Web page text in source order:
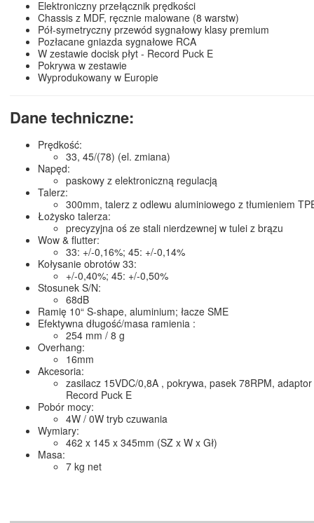
Elektroniczny przełącznik prędkości
Chassis z MDF, ręcznie malowane (8 warstw)
Pół-symetryczny przewód sygnałowy klasy premium
Pozłacane gniazda sygnałowe RCA
W zestawie docisk płyt - Record Puck E
Pokrywa w zestawie
Wyprodukowany w Europie
Dane techniczne:
Prędkość:
33, 45/(78) (el. zmiana)
Napęd:
paskowy z elektroniczną regulacją
Talerz:
300mm, talerz z odlewu aluminiowego z tłumieniem
Łożysko talerza:
precyzyjna oś ze stali nierdzewnej w tulei z brązu
Wow & flutter:
33: +/-0,16%; 45: +/-0,14%
Kołysanie obrotów 33:
+/-0,40%; 45: +/-0,50%
Stosunek S/N:
68dB
Ramię 10“ S-shape, aluminium; łacze SME
Efektywna długość/masa ramienia :
254 mm / 8 g
Overhang:
16mm
Akcesoria:
zasilacz 15VDC/0,8A , pokrywa, pasek 78RPM, adaptor
Record Puck E
Pobór mocy:
4W / 0W tryb czuwania
Wymiary:
462 x 145 x 345mm (SZ x W x Gł)
Masa:
7 kg net